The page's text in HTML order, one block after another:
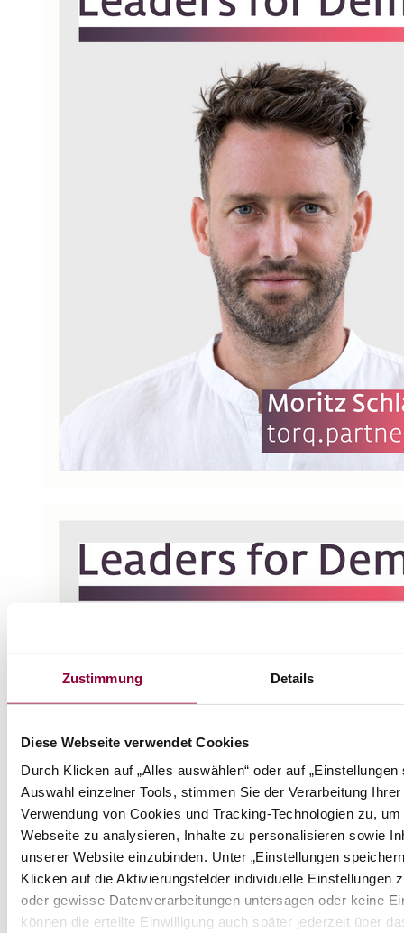
Zustimmung Details
Diese Webseite verwendet Cookies
Durch Klicken auf „Alles auswählen“ oder auf
Auswahl einzelner Tools, stimmen Sie der Verarbeitung
Verwendung von Cookies und Tracking-Technologien zu,
Webseite zu analysieren, Inhalte zu personalisieren sowie
unserer Website einzubinden. Unter „Einstellungen
Klicken auf die Aktivierungsfelder individuelle Einstellungen
oder gewisse Datenverarbeitungen untersagen oder keine
können die erteilte Einwilligung auch später jederzeit über